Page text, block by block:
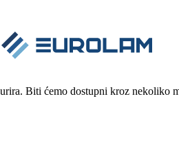
Biti ćemo dostupni kroz nekoliko